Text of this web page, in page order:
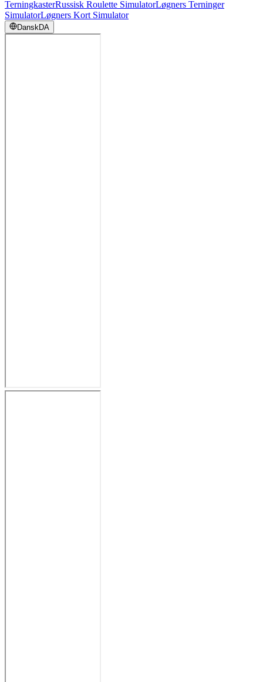
TerningkasterRussisk Roulette SimulatorLøgners Terninger
SimulatorLøgners Kort Simulator
DanskDA